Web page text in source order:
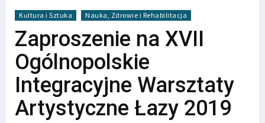
Kultura i Sztuka Nauka, Zdrowie i Rehabilitacja
Zaproszenie na XVII
Ogólnopolskie
Integracyjne Warsztaty
Artystyczne Łazy 2019